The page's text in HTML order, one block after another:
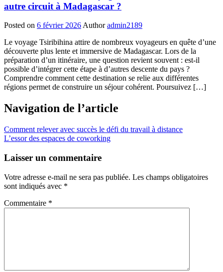
autre circuit à Madagascar ?
Posted on 6 février 2026 Author admin2189
Le voyage Tsiribihina attire de nombreux voyageurs en quête d’une
découverte plus lente et immersive de Madagascar. Lors de la
préparation d’un itinéraire, une question revient souvent : est-il
possible d’intégrer cette étape à d’autres descente du pays ?
Comprendre comment cette destination se relie aux différentes
régions permet de construire un séjour cohérent. Poursuivez […]
Navigation de l’article
Comment relever avec succès le défi du travail à distance
L’essor des espaces de coworking
Laisser un commentaire
Votre adresse e-mail ne sera pas publiée. Les champs obligatoires
sont indiqués avec *
Commentaire *